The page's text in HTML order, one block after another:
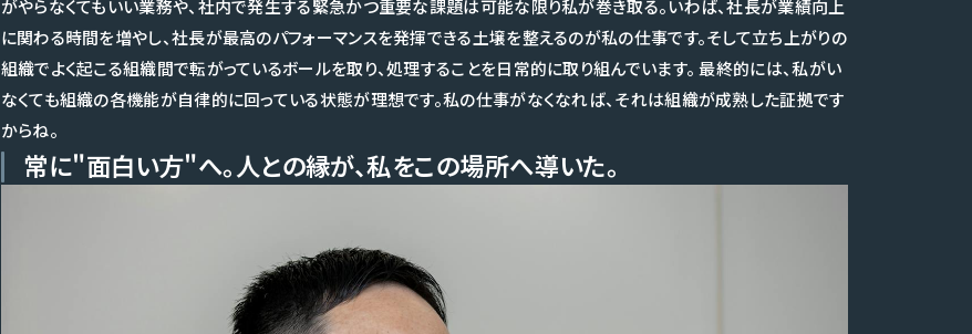
がやらなくてもいい業務や、社内で発生する緊急かつ重要な課題は可能な限り私が巻き取る。いわば、社長が業績向上
に関わる時間を増やし、社長が最高のパフォーマンスを発揮できる土壌を整えるのが私の仕事です。そして立ち上がりの
組織でよく起こる組織間で転がっているボールを取り、処理することを日常的に取り組んでいます。 最終的には、私がい
なくても組織の各機能が自律的に回っている状態が理想です。私の仕事がなくなれば、それは組織が成熟した証拠です
からね。
常に"面白い方"へ。人との縁が、私をこの場所へ導いた。